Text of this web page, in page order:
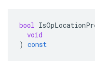
bool
void
) const